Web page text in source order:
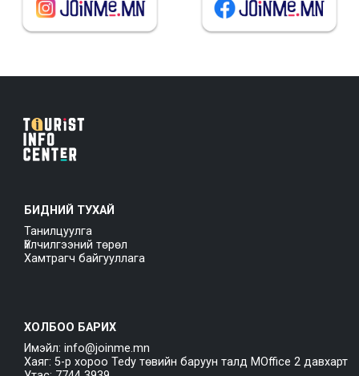
БИДНИЙ ТУХАЙ
Танилцуулга
Үйлчилгээний төрөл
Хамтрагч байгууллага
ХОЛБОО БАРИХ
Имэйл: info@joinme.mn
Хаяг: 5-р хороо Tedy төвийн баруун талд MOffice 2 давхарт